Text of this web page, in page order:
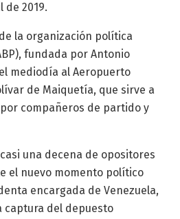
de 2019.
la organización política
fundada por Antonio
mediodía al Aeropuerto
de Maiquetía, que sirve a
compañeros de partido y
una decena de opositores
el nuevo momento político
encargada de Venezuela,
captura del depuesto